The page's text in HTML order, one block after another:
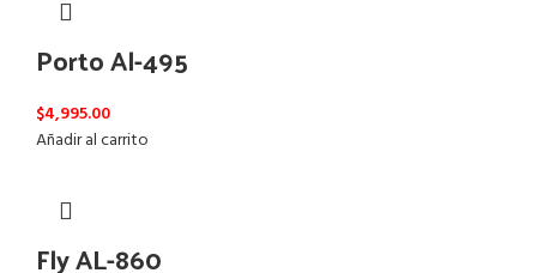
Porto Al-495
$4,995.00
Añadir al carrito
Fly AL-860